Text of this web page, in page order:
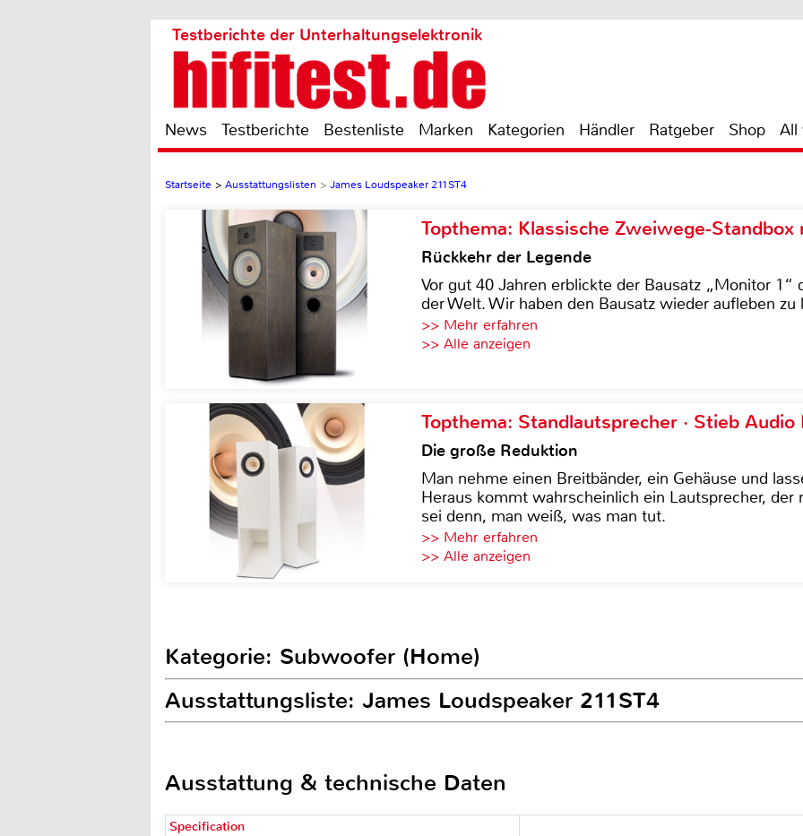
Testberichte der Unterhaltungselektronik
News Testberichte Bestenliste Marken Kategorien Händler Ratgeber Shop All
Startseite > Ausstattungslisten > James Loudspeaker 211ST4
Topthema: Klassische Zweiwege-
Rückkehr der Legende
Vor gut 40 Jahren erblickte der Bausatz „Monitor 1“
der Welt. Wir haben den Bausatz wieder aufleben zu
>> Mehr erfahren
>> Alle anzeigen
Topthema: Standlautsprecher · Stieb Audio
Die große Reduktion
Man nehme einen Breitbänder, ein Gehäuse und
Heraus kommt wahrscheinlich ein Lautsprecher,
sei denn, man weiß, was man tut.
>> Mehr erfahren
>> Alle anzeigen
Kategorie: Subwoofer (Home)
Ausstattungsliste: James Loudspeaker 211ST4
Ausstattung & technische Daten
Specification